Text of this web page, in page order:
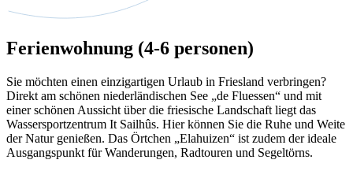
Ferienwohnung (4-6 personen)
Sie möchten einen einzigartigen Urlaub in Friesland verbringen?
Direkt am schönen niederländischen See „de Fluessen“ und mit
einer schönen Aussicht über die friesische Landschaft liegt das
Wassersportzentrum It Sailhûs. Hier können Sie die Ruhe und Weite
der Natur genießen. Das Örtchen „Elahuizen“ ist zudem der ideale
Ausgangspunkt für Wanderungen, Radtouren und Segeltörns.